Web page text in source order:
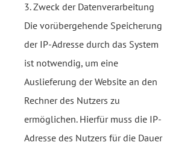
3. Zweck der Datenverarbeitung
Die vorübergehende Speicherung
der IP-Adresse durch das System
ist notwendig, um eine
Auslieferung der Website an den
Rechner des Nutzers zu
ermöglichen. Hierfür muss die IP-
Adresse des Nutzers für die Dauer